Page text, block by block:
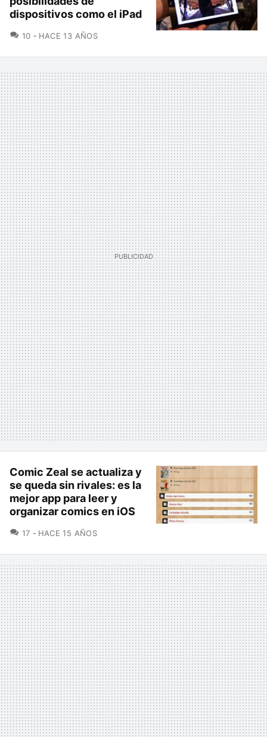
dispositivos como el iPad
10 COMENTARIOS
HACE 13 AÑOS
Comic Zeal se actualiza y
se queda sin rivales: es la
mejor app para leer y
organizar comics en iOS
17 COMENTARIOS
HACE 15 AÑOS